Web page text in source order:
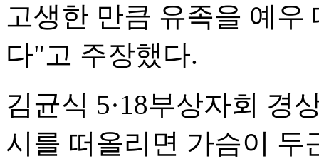
고생한 만큼 유족을 예우
다"고 주장했다.
김균식 5·18부상자회 경
시를 떠올리면 가슴이